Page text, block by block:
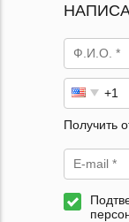
Получить